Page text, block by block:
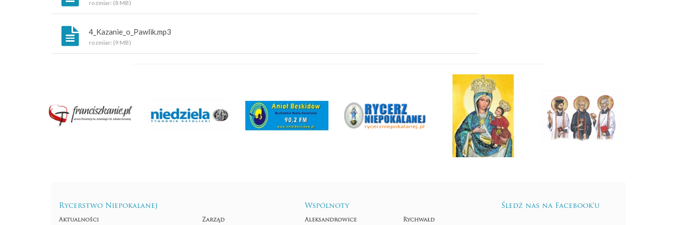
rozmiar: (8 MB)
4_Kazanie_o_Pawlik.mp3
rozmiar: (9 MB)
Rycerstwo Niepokalanej
Aktualności Zarząd
Wspólnoty
Aleksandrowice Rychwałd
Śledź nas na Facebook'u